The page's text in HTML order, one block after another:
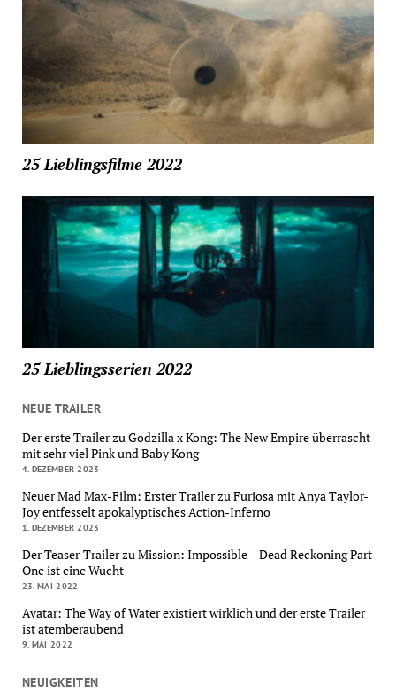
25 Lieblingsfilme 2022
25 Lieblingsserien 2022
NEUE TRAILER
Der erste Trailer zu Godzilla x Kong: The New Empire überrascht
mit sehr viel Pink und Baby Kong
4. DEZEMBER 2023
Neuer Mad Max-Film: Erster Trailer zu Furiosa mit Anya Taylor-
Joy entfesselt apokalyptisches Action-Inferno
1. DEZEMBER 2023
Der Teaser-Trailer zu Mission: Impossible – Dead Reckoning Part
One ist eine Wucht
23. MAI 2022
Avatar: The Way of Water existiert wirklich und der erste Trailer
ist atemberaubend
9. MAI 2022
NEUIGKEITEN